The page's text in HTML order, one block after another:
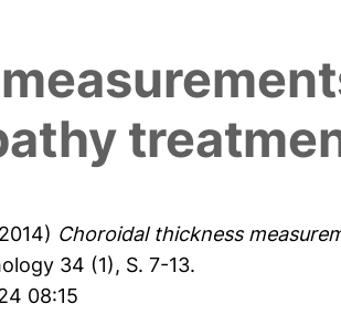
Choroidal thickness
34 (1), S. 7-13.
08:15